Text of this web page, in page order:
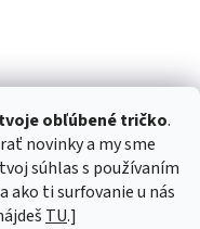
obľúbené tričko.
novinky a my sme
súhlas s používaním
ako ti surfovanie u nás
TU.]